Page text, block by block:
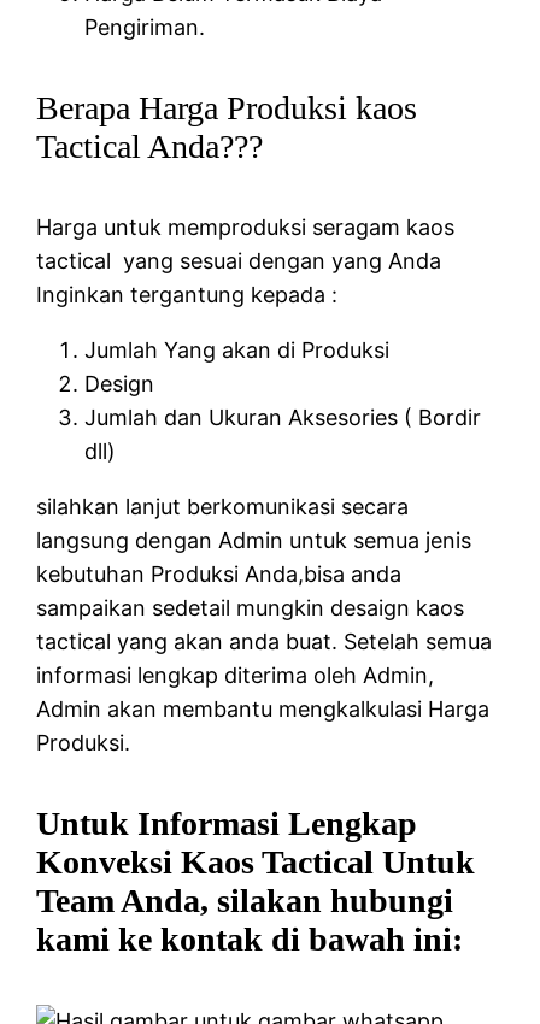
Pengiriman.
Berapa Harga Produksi kaos
Tactical Anda???
Harga untuk memproduksi seragam kaos
tactical yang sesuai dengan yang Anda
Inginkan tergantung kepada :
Jumlah Yang akan di Produksi
Design
Jumlah dan Ukuran Aksesories ( Bordir
dll)
silahkan lanjut berkomunikasi secara
langsung dengan Admin untuk semua jenis
kebutuhan Produksi Anda,bisa anda
sampaikan sedetail mungkin desaign kaos
tactical yang akan anda buat. Setelah semua
informasi lengkap diterima oleh Admin,
Admin akan membantu mengkalkulasi Harga
Produksi.
Untuk Informasi Lengkap
Konveksi Kaos Tactical Untuk
Team Anda, silakan hubungi
kami ke kontak di bawah ini: